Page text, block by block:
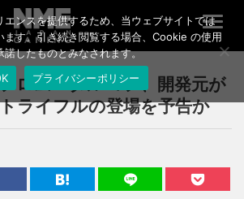
T
o
g
l
a
a
ロム・タルコフ、開発元が
ライフルの登場を予告か
エンスを提供するため、当ウェブサイトでは
す。引き続き閲覧する場合、Cookie の使用
諾したものとみなされます。
プライバシーポリシー